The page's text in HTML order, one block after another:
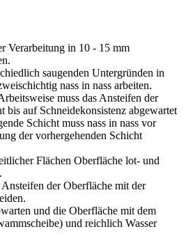
Verarbeitung in 10 - 15 mm
saugenden Untergründen in
nass in nass arbeiten.
muss das Ansteifen der
bis auf Schneidekonsistenz abgewartet
Schicht muss nass in nass vor
der vorhergehenden Schicht
Flächen Oberfläche lot- und
der Oberfläche mit der
und die Oberfläche mit dem
und reichlich Wasser